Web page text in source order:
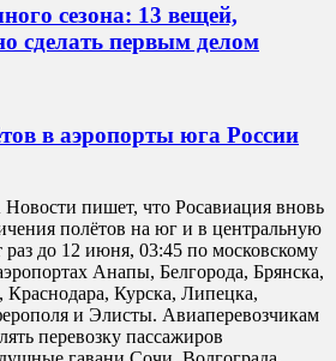
сезона: 13 вещей,
сделать первым делом
в аэропорты юга России
пишет, что Росавиация вновь
полётов на юг и в центральную
до 12 июня, 03:45 по московскому
Анапы, Белгорода, Брянска,
Курска, Липецка,
и Элисты. Авиаперевозчикам
перевозку пассажиров